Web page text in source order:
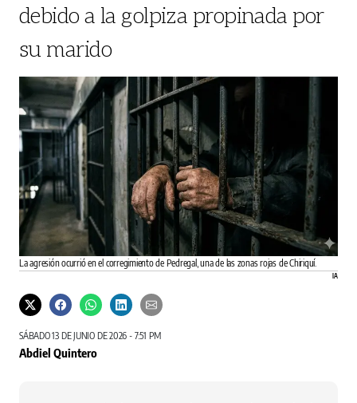
debido a la golpiza propinada por
su marido
La agresión ocurrió en el corregimiento de Pedregal, una de las zonas rojas de Chiriquí.
IA
SÁBADO 13 DE JUNIO DE 2026 - 7:51 PM
Abdiel Quintero